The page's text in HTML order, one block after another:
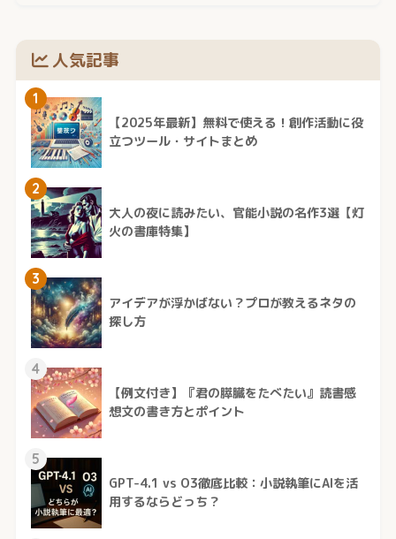
人気記事
1
【2025年最新】無料で使える！創作活動に役
立つツール・サイトまとめ
2
大人の夜に読みたい、官能小説の名作3選【灯
火の書庫特集】
3
アイデアが浮かばない？プロが教えるネタの
探し方
4
【例文付き】『君の膵臓をたべたい』読書感
想文の書き方とポイント
5
GPT-4.1 vs O3徹底比較：小説執筆にAIを活
用するならどっち？